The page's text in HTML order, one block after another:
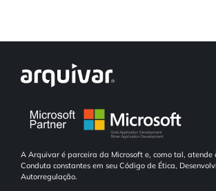
A Arquivar é parceira da Microsoft e, como tal, atende
Conduta constantes em seu Código de Ética,
Autorregulação.